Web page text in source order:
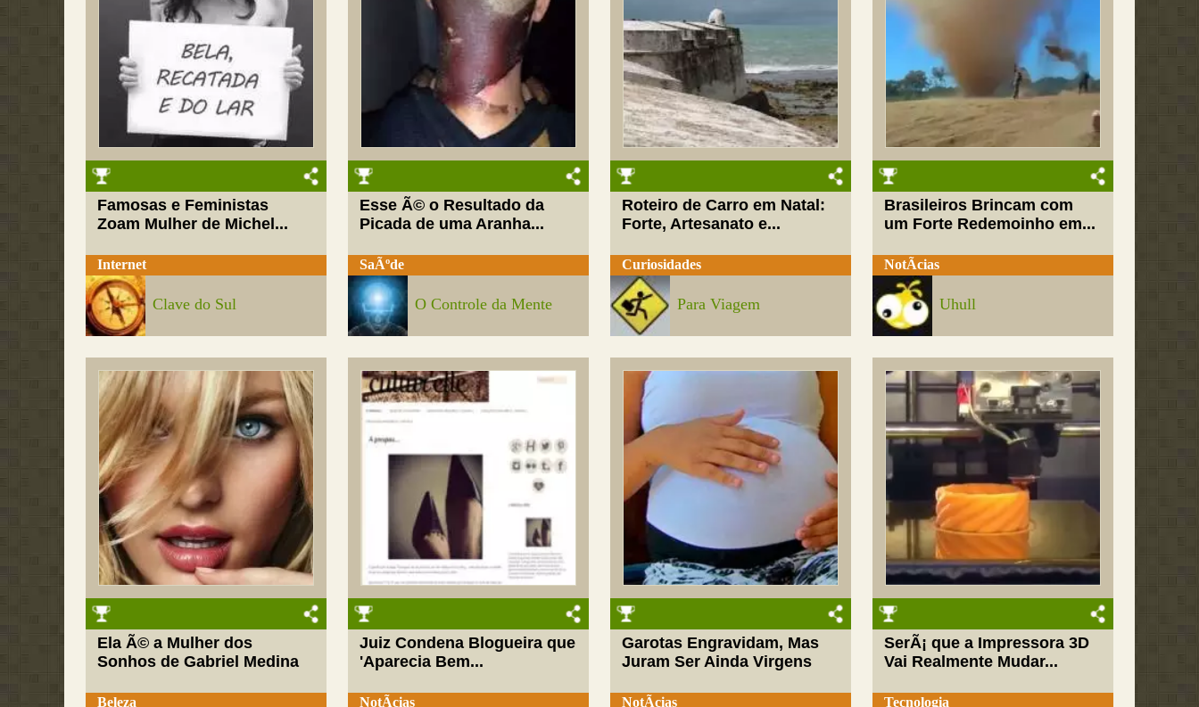
Famosas e Feministas
Zoam Mulher de Michel...
Internet
Clave do Sul
Esse Ã© o Resultado da
Picada de uma Aranha...
SaÃºde
O Controle da Mente
Roteiro de Carro em Natal:
Forte, Artesanato e...
Curiosidades
Para Viagem
Brasileiros Brincam com
um Forte Redemoinho em...
NotÃ­cias
Uhull
Ela Ã© a Mulher dos
Sonhos de Gabriel Medina
Beleza
Juiz Condena Blogueira que
'Aparecia Bem...
NotÃ­cias
Garotas Engravidam, Mas
Juram Ser Ainda Virgens
NotÃ­cias
SerÃ¡ que a Impressora 3D
Vai Realmente Mudar...
Tecnologia